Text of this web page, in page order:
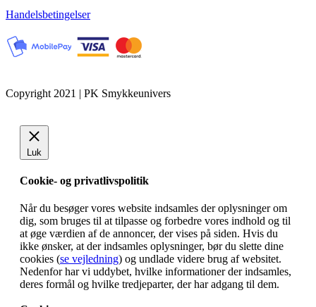
Handelsbetingelser
Copyright 2021 | PK Smykkeunivers
Luk
Cookie- og privatlivspolitik
Når du besøger vores website indsamles der oplysninger om
dig, som bruges til at tilpasse og forbedre vores indhold og til
at øge værdien af de annoncer, der vises på siden. Hvis du
ikke ønsker, at der indsamles oplysninger, bør du slette dine
cookies (se vejledning) og undlade videre brug af websitet.
Nedenfor har vi uddybet, hvilke informationer der indsamles,
deres formål og hvilke tredjeparter, der har adgang til dem.